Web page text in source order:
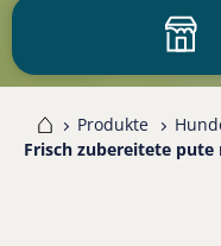
Produkte
Frisch zubereitete pute